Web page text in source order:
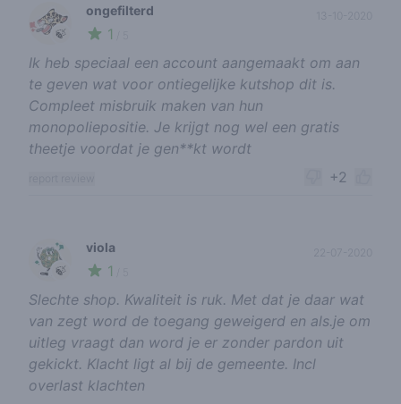
🍃
ongefilterd
1
13-10-2020
Ik heb speciaal een account aangemaakt om aan
te geven wat voor ontiegelijke kutshop dit is.
Compleet misbruik maken van hun
monopoliepositie. Je krijgt nog wel een gratis
theetje voordat je gen**kt wordt
+2
🍃
viola
1
Slechte shop. Kwaliteit is ruk. Met dat je daar wat
van zegt word de toegang geweigerd en als.je om
uitleg vraagt dan word je er zonder pardon uit
gekickt. Klacht ligt al bij de gemeente. Incl
overlast klachten